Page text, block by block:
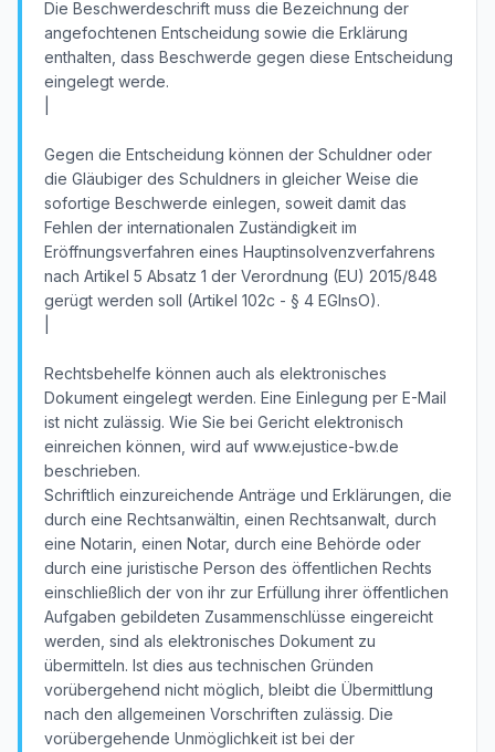
Die Beschwerdeschrift muss die Bezeichnung der
angefochtenen Entscheidung sowie die Erklärung
enthalten, dass Beschwerde gegen diese Entscheidung
eingelegt werde.
Gegen die Entscheidung können der Schuldner oder
die Gläubiger des Schuldners in gleicher Weise die
sofortige Beschwerde einlegen, soweit damit das
Fehlen der internationalen Zuständigkeit im
Eröffnungsverfahren eines Hauptinsolvenzverfahrens
nach Artikel 5 Absatz 1 der Verordnung (EU) 2015/848
gerügt werden soll (Artikel 102c - § 4 EGInsO).
Rechtsbehelfe können auch als elektronisches
Dokument eingelegt werden. Eine Einlegung per E-Mail
ist nicht zulässig. Wie Sie bei Gericht elektronisch
einreichen können, wird auf www.ejustice-bw.de
beschrieben.
Schriftlich einzureichende Anträge und Erklärungen, die
durch eine Rechtsanwältin, einen Rechtsanwalt, durch
eine Notarin, einen Notar, durch eine Behörde oder
durch eine juristische Person des öffentlichen Rechts
einschließlich der von ihr zur Erfüllung ihrer öffentlichen
Aufgaben gebildeten Zusammenschlüsse eingereicht
werden, sind als elektronisches Dokument zu
übermitteln. Ist dies aus technischen Gründen
vorübergehend nicht möglich, bleibt die Übermittlung
nach den allgemeinen Vorschriften zulässig. Die
vorübergehende Unmöglichkeit ist bei der